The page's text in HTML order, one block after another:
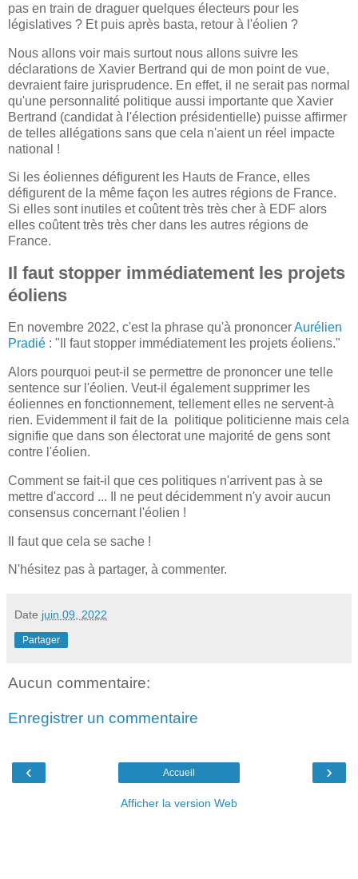
pas en train de draguer quelques électeurs pour les
législatives ? Et puis après basta, retour à l'éolien ?
Nous allons voir mais surtout nous allons suivre les
déclarations de Xavier Bertrand qui de mon point de vue,
devraient faire jurisprudence. En effet, il ne serait pas normal
qu'une personnalité politique aussi importante que Xavier
Bertrand (candidat à l'élection présidentielle) puisse affirmer
de telles allégations sans que cela n'aient un réel impacte
national !
Si les éoliennes défigurent les Hauts de France, elles
défigurent de la même façon les autres régions de France.
Si elles sont inutiles et coûtent très très cher à EDF alors
elles coûtent très très cher dans les autres régions de
France.
Il faut stopper immédiatement les projets
éoliens
En novembre 2022, c'est la phrase qu'à prononcerAurélien
Pradié : "Il faut stopper immédiatement les projets éoliens."
Alors pourquoi peut-il se permettre de prononcer une telle
sentence sur l'éolien. Veut-il également supprimer les
éoliennes en fonctionnement, tellement elles ne servent-à
rien. Evidemment il fait de la politique politicienne mais cela
signifie que dans son électorat une majorité de gens sont
contre l'éolien.
Comment se fait-il que ces politiques n'arrivent pas à se
mettre d'accord ... Il ne peut décidemment n'y avoir aucun
consensus concernant l'éolien !
Il faut que cela se sache !
N'hésitez pas à partager, à commenter.
Date juin 09, 2022
Partager
Aucun commentaire:
Enregistrer un commentaire
‹ ›
Accueil
Afficher la version Web